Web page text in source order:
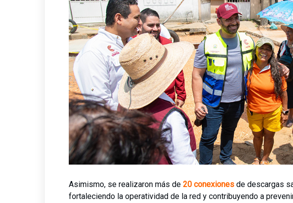
Asimismo, se realizaron más de 20 conexiones de descargas
fortaleciendo la operatividad de la red y contribuyendo a